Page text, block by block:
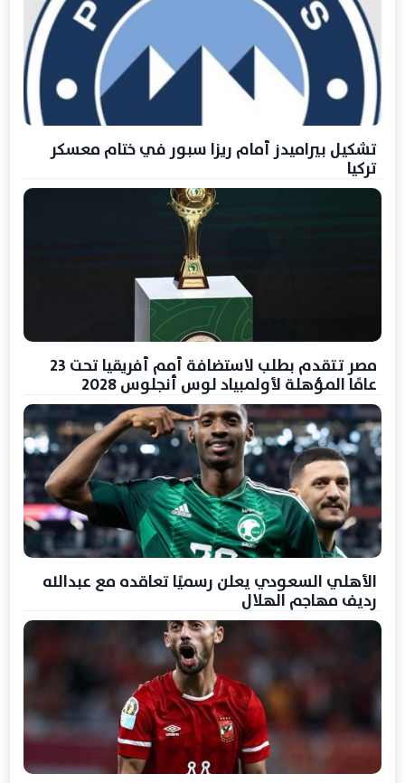
تشكيل بيراميدز أمام ريزا سبور في ختام معسكر
تركيا
مصر تتقدم بطلب لاستضافة أمم أفريقيا تحت 23
عامًا المؤهلة لأولمبياد لوس أنجلوس 2028
الأهلي السعودي يعلن رسميًا تعاقده مع عبدالله
رديف مهاجم الهلال